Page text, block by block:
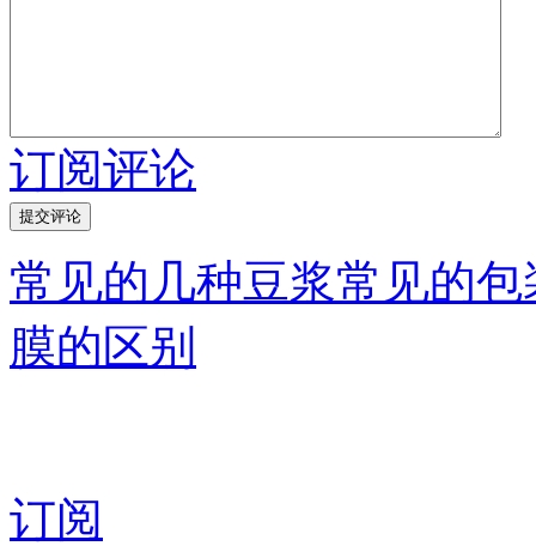
订阅评论
常见的几种豆浆常见的包
膜的区别
订阅